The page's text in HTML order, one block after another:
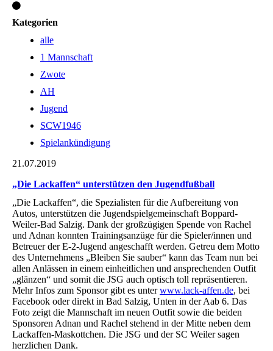
Kategorien
alle
1 Mannschaft
Zwote
AH
Jugend
SCW1946
Spielankündigung
21.07.2019
„Die Lackaffen“ unterstützen den Jugendfußball
„Die Lackaffen“, die Spezialisten für die Aufbereitung von
Autos, unterstützen die Jugendspielgemeinschaft Boppard-
Weiler-Bad Salzig. Dank der großzügigen Spende von Rachel
und Adnan konnten Trainingsanzüge für die Spieler/innen und
Betreuer der E-2-Jugend angeschafft werden. Getreu dem Motto
des Unternehmens „Bleiben Sie sauber“ kann das Team nun bei
allen Anlässen in einem einheitlichen und ansprechenden Outfit
„glänzen“ und somit die JSG auch optisch toll repräsentieren.
Mehr Infos zum Sponsor gibt es unterwww.lack-affen.de, bei
Facebook oder direkt in Bad Salzig, Unten in der Aab 6. Das
Foto zeigt die Mannschaft im neuen Outfit sowie die beiden
Sponsoren Adnan und Rachel stehend in der Mitte neben dem
Lackaffen-Maskottchen. Die JSG und der SC Weiler sagen
herzlichen Dank.